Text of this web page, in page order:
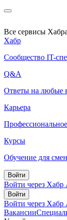
Все сервисы Хабра
Хабр
Сообщество IT-
Q&A
Ответы на любые
Карьера
Курсы
Обучение для
Войти
Войти через Хабр
Войти
Войти через Хабр
Вакансии